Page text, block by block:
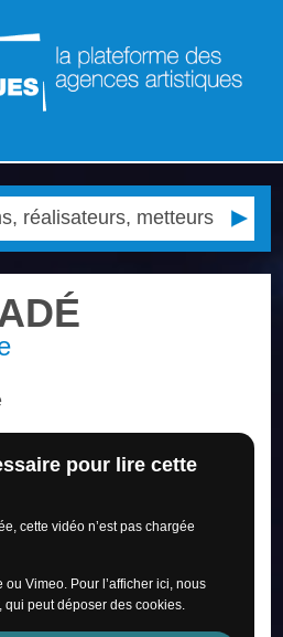
pour lire cette
cette vidéo n’est pas chargée
Vimeo. Pour l’afficher ici, nous
peut déposer des cookies.